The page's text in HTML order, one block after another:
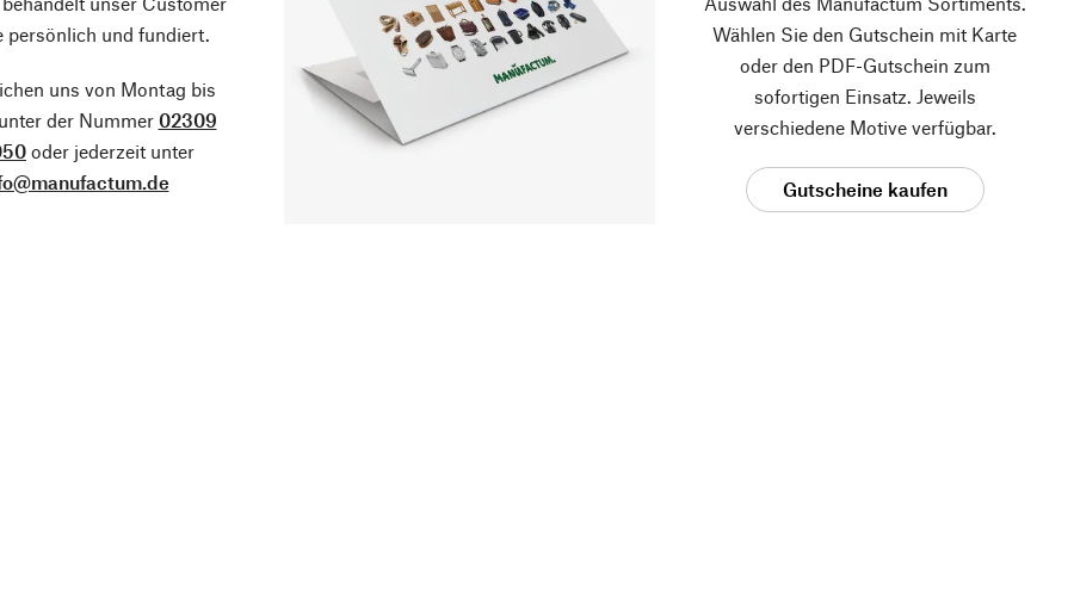
persönlich und fundiert.
uns von Montag bis
der Nummer 02309
oder jederzeit unter
Wählen Sie den Gutschein mit Karte
oder den PDF-Gutschein zum
sofortigen Einsatz. Jeweils
verschiedene Motive verfügbar.
Gutscheine kaufen